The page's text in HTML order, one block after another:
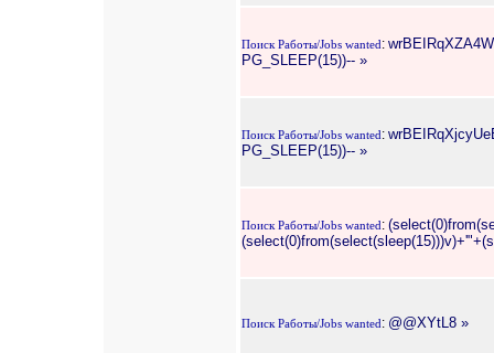
Поиск Работы/Jobs wanted :
PG_SLEEP(15))-- »
Поиск Работы/Jobs wanted :
PG_SLEEP(15))-- »
Поиск Работы/Jobs wanted :
Поиск Работы/Jobs wanted : @@XYtL8 »